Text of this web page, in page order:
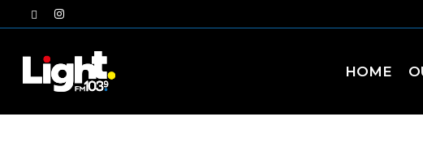
to
twitterinstagram
HOME